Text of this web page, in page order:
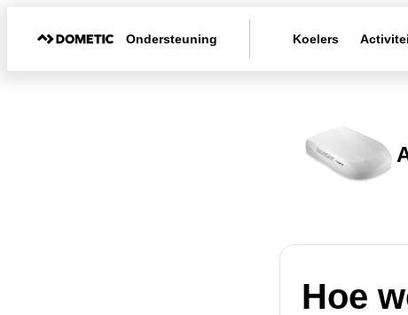
Ondersteuning Koelers
Hoe